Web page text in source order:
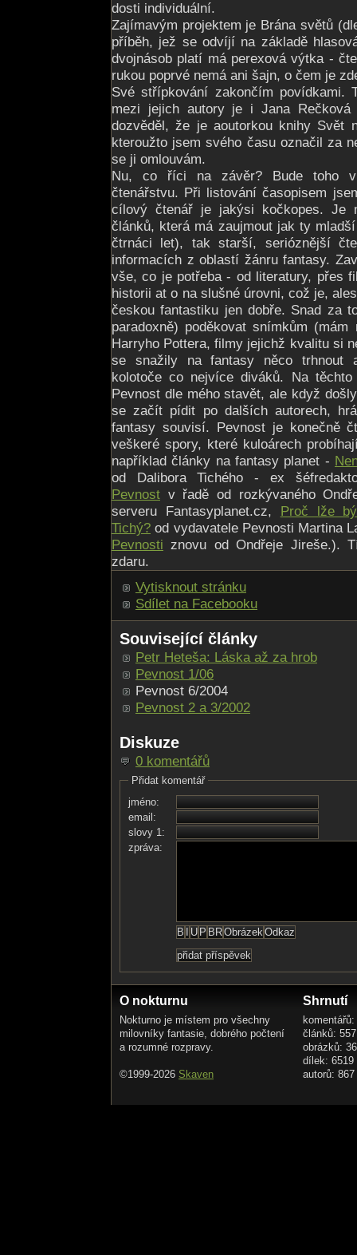
dosti individuální.
Zajímavým projektem je Brána světů
příběh, jež se odvíjí na základě
dvojnásob platí má perexová výtka -
rukou poprvé nemá ani šajn, o čem je
Své střípkování zakončím
mezi jejich autory je i Jana
dozvěděl, že je aoutorkou knihy Svět
kteroužto jsem svého času označil za
se ji omlouvám.
Nu, co říci na závěr? Bude toho
čtenářstvu. Při listování časopisem
cílový čtenář je jakýsi kočkopes. Je
článků, která má zaujmout jak ty
čtrnáci let), tak starší, serióznější
informacích z oblastí žánru fantasy.
vše, co je potřeba - od literatury, přes
historii at o na slušné úrovni, což je,
českou fantastiku jen dobře. Snad za
paradoxně) poděkovat snímkům
Harryho Pottera, filmy jejichž kvalitu si
se snažily na fantasy něco trhnout
kolotoče co nejvíce diváků. Na těchto
Pevnost dle mého stavět, ale když
se začít pídit po dalších autorech,
fantasy souvisí. Pevnost je konečně
veškeré spory, které kuloárech
například články na fantasy planet -
od Dalibora Tichého - ex
Pevnost v řadě od rozkývaného
serveru Fantasyplanet.cz, Proč lže
Tichý? od vydavatele Pevnosti Martina
Pevnosti znovu od Ondřeje Jireše.).
zdaru.
Vytisknout stránku
Sdílet na Facebooku
Související články
Petr Heteša: Láska až za hrob
Pevnost 1/06
Pevnost 6/2004
Pevnost 2 a 3/2002
Diskuze
0 komentářů
Přidat komentář
jméno:
email:
slovy 1:
zpráva:
O nokturnu
Nokturno je místem pro všechny
milovníky fantasie, dobrého počtení
a rozumné rozpravy.
©1999-2026 Skaven
Shrnutí
článků: 557
obrázků:
dílek: 6519
autorů: 867